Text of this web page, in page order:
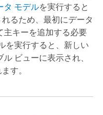
タ モデルを実行すると
るため、最初にデータ
主キーを追加する必要
を実行すると、新しい
ル ビューに表示され、
す。